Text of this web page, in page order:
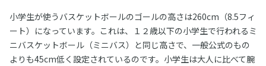
小学生が使うバスケットボールのゴールの高さは260cm（8.5フィ
ート）になっています。これは、１２歳以下の小学生で行われるミ
ニバスケットボール（ミニバス）と同じ高さで、一般公式のもの
よりも45cm低く設定されているのです。小学生は大人に比べて腕